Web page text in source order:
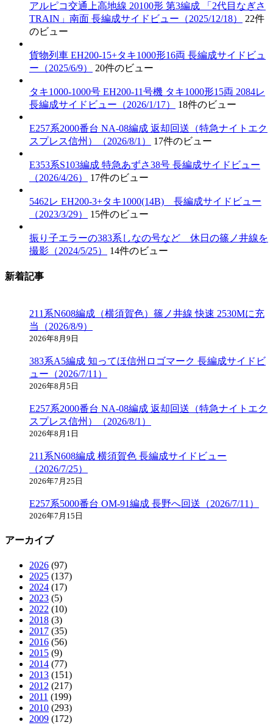
アルピコ交通上高地線 20100形 第3編成 「2代目なぎさ
TRAIN」南面 長編成サイドビュー（2025/12/18）
22件
のビュー
貨物列車 EH200-15+タキ1000形16両 長編成サイドビュ
ー（2025/6/9）
20件のビュー
タキ1000-1000号 EH200-11号機 タキ1000形15両 2084レ
長編成サイドビュー（2026/1/17）
18件のビュー
E257系2000番台 NA-08編成 返却回送（特急ナイトエク
スプレス信州）（2026/8/1）
17件のビュー
E353系S103編成 特急あずさ38号 長編成サイドビュー
（2026/4/26）
17件のビュー
5462レ EH200-3+タキ1000(14B) 長編成サイドビュー
（2023/3/29）
15件のビュー
振り子エラーの383系しなの号など 休日の篠ノ井線を
撮影（2024/5/25）
14件のビュー
新着記事
211系N608編成（横須賀色）篠ノ井線 快速 2530Mに充
当（2026/8/9）
2026年8月9日
383系A5編成 知ってほ信州ロゴマーク 長編成サイドビ
ュー（2026/7/11）
2026年8月5日
E257系2000番台 NA-08編成 返却回送（特急ナイトエク
スプレス信州）（2026/8/1）
2026年8月1日
211系N608編成 横須賀色 長編成サイドビュー
（2026/7/25）
2026年7月25日
E257系5000番台 OM-91編成 長野へ回送（2026/7/11）
2026年7月15日
アーカイブ
2026 (97)
2025 (137)
2024 (17)
2023 (5)
2022 (10)
2018 (3)
2017 (35)
2016 (56)
2015 (9)
2014 (77)
2013 (151)
2012 (217)
2011 (199)
2010 (293)
2009 (172)